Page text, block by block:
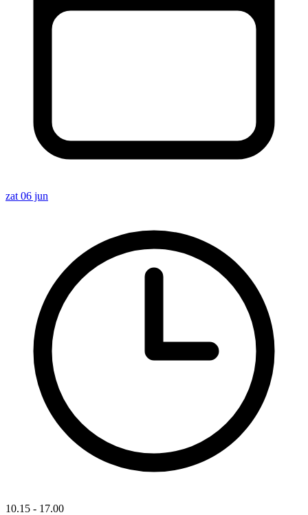
zat 06 jun
10.15 - 17.00